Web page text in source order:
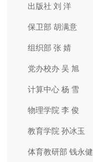
出版社 刘 洋
保卫部 胡满意
组织部 张 婧
党办校办 吴 旭
计算中心 杨 雪
物理学院 李 俊
教育学院 孙冰玉
体育教研部 钱永健